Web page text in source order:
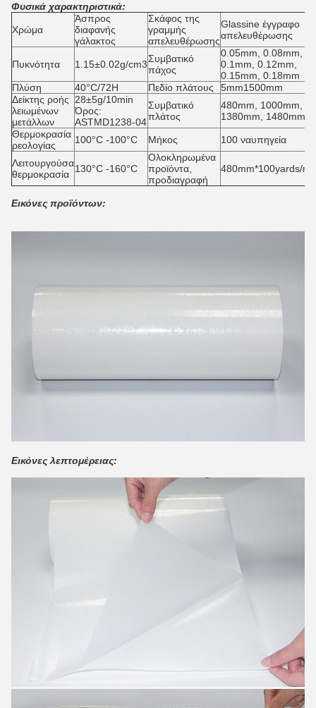
Φυσικά χαρακτηριστικά:
Χρώμα
Άσπρος
διαφανής
γάλακτος
Σκάφος της
γραμμής
απελευθέρωσης
Glassine έγγραφο
απελευθέρωσης
Πυκνότητα 1.15±0.02g/cm3Συμβατικό
πάχος
0.05mm, 0.08mm,
0.1mm, 0.12mm,
0.15mm, 0.18mm
Πλύση
40°C/72H Πεδίο πλάτους
5mm1500mm
Δείκτης ροής
λειωμένων
μετάλλων
28±5g/10min
Όρος:
ASTMD1238-04
Συμβατικό
πλάτος
480mm, 1000mm,
1380mm, 1480mm
Θερμοκρασία
ρεολογίας
100°C -100°C Μήκος 100 ναυπηγεία
Λειτουργούσα
θερμοκρασία 130°C -160°C
Ολοκληρωμένα
προϊόντα,
προδιαγραφή
480mm*100yards/roll
Εικόνες προϊόντων:
Εικόνες λεπτομέρειας: